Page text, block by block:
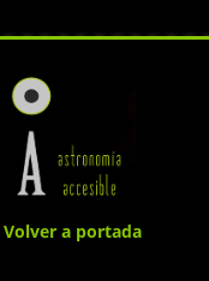
Volver a portada